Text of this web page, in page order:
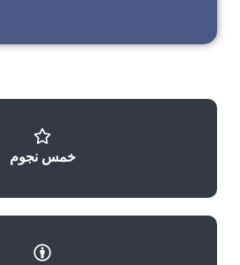
خمس نجوم